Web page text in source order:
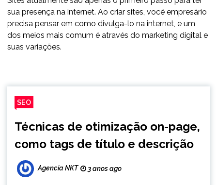
sua presença na internet. Ao criar sites, você empresário
precisa pensar em como divulga-lo na internet, e um
dos meios mais comum é através do marketing digital e
suas variações.
SEO
Técnicas de otimização on-page,
como tags de título e descrição
Agencia NKT 3 anos ago